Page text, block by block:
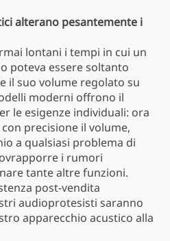
alterano pesantemente i
lontani i tempi in cui un
poteva essere soltanto
e il suo volume regolato su
moderni offrono il
le esigenze individuali: ora
precisione il volume,
a qualsiasi problema di
i rumori
tante altre funzioni.
post-vendita
audioprotesisti saranno
apparecchio acustico alla